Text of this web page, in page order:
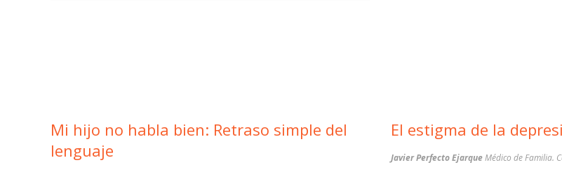
Mi hijo no habla bien: Retraso simple del
lenguaje
El estigma de la
Javier Perfecto Ejarque Médico de Familia.